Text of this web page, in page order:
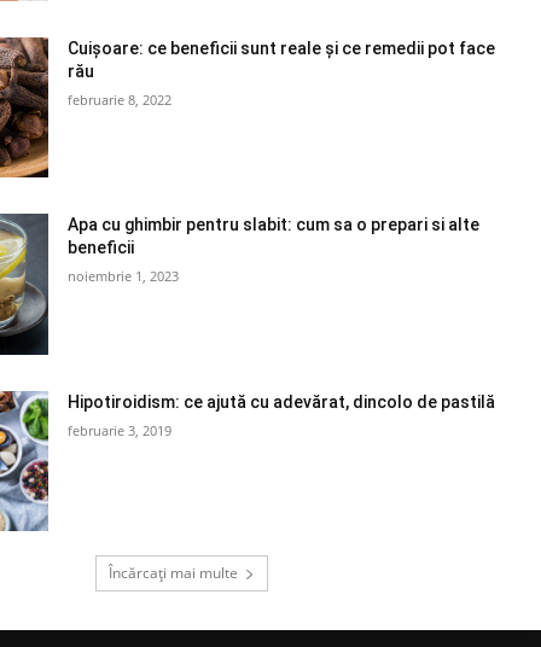
Cuișoare: ce beneficii sunt reale și ce remedii pot face
rău
februarie 8, 2022
Apa cu ghimbir pentru slabit: cum sa o prepari si alte
beneficii
noiembrie 1, 2023
Hipotiroidism: ce ajută cu adevărat, dincolo de pastilă
februarie 3, 2019
Încărcați mai multe